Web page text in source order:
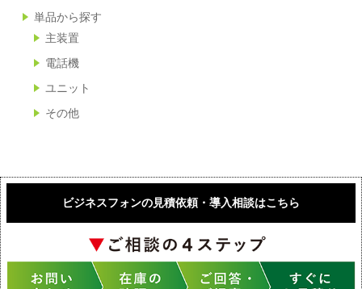
単品から探す
主装置
電話機
ユニット
その他
ビジネスフォンの見積依頼・導入相談はこちら